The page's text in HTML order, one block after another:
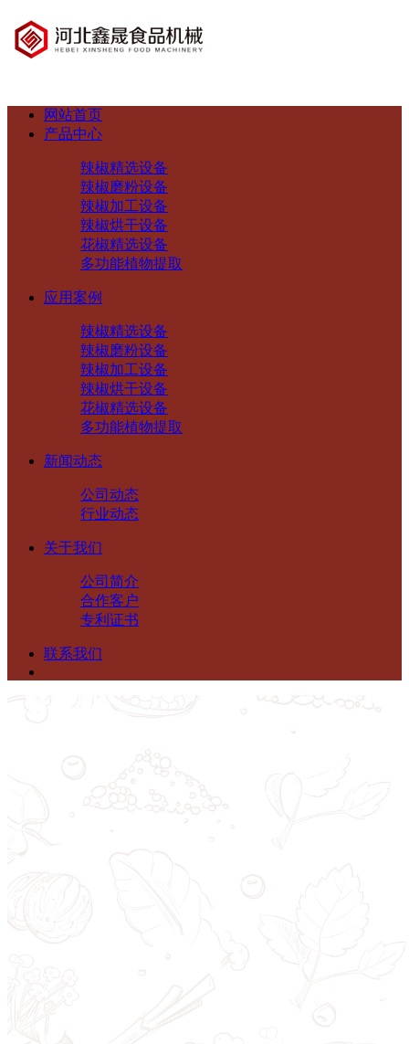
网站首页
产品中心
辣椒精选设备
辣椒磨粉设备
辣椒加工设备
辣椒烘干设备
花椒精选设备
多功能植物提取
应用案例
辣椒精选设备
辣椒磨粉设备
辣椒加工设备
辣椒烘干设备
花椒精选设备
多功能植物提取
新闻动态
公司动态
行业动态
关于我们
公司简介
合作客户
专利证书
联系我们